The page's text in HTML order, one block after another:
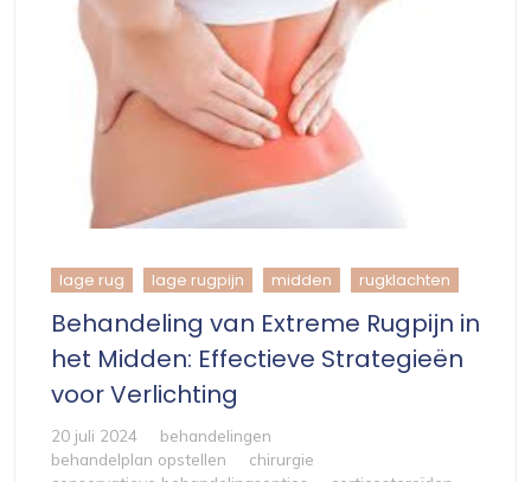
lage rug lage rugpijn midden rugklachten
Behandeling van Extreme Rugpijn in
het Midden: Effectieve Strategieën
voor Verlichting
20 juli 2024
behandelingen
behandelplan opstellen
chirurgie